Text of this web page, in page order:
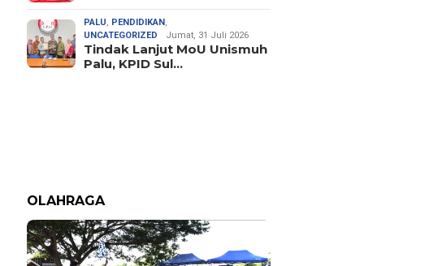
PALU, PENDIDIKAN,
UNCATEGORIZED
Jumat, 31 Juli 2026
Tindak Lanjut MoU Unismuh
Palu, KPID Sul…
OLAHRAGA